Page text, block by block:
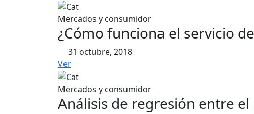
Mercados y consumidor
¿Cómo funciona el servicio
31 octubre, 2018
Ver
Mercados y consumidor
Análisis de regresión entre